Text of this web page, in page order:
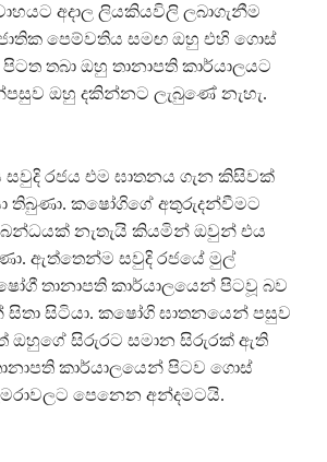
අදාල ලියකියවිලි ලබාගැනීම
පෙම්වතිය සමඟ ඔහු එහි ගොස්
තබා ඔහු තානාපති කාර්යාලයට
ඔහු දකින්නට ලැබුණේ නැහැ.
සවුදි රජය එම ඝාතනය ගැන කිසිවක්
තිබුණා. කෂෝගිගේ අතුරුදන්වීමට
නැතැයි කියමින් ඔවුන් එය
ඇත්තෙන්ම සවුදි රජයේ මුල්
තානාපති කාර්යාලයෙන් පිටවූ බව
සිටියා. කෂෝගි ඝාතනයෙන් පසුව
ඔහුගේ සිරුරට සමාන සිරුරක් ඇති
කාර්යාලයෙන් පිටව ගොස්
පෙනෙන අන්දමටයි.